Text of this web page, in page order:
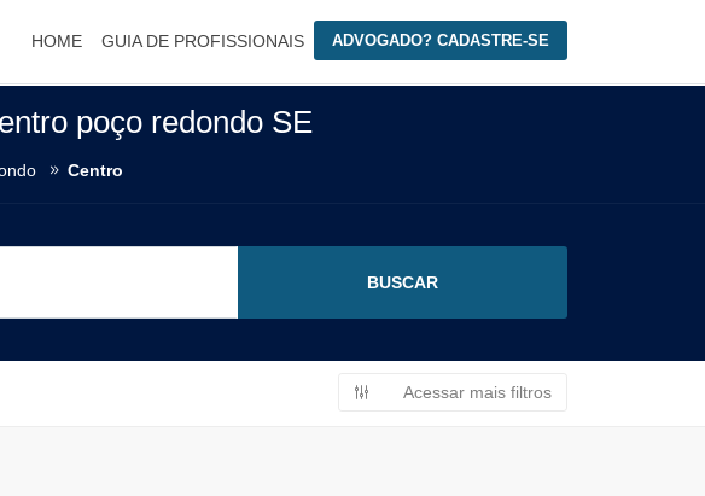
HOME GUIA DE PROFISSIONAIS ADVOGADO? CADASTRE-SE
poço redondo SE
Centro
Acessar mais filtros